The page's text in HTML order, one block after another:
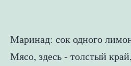
Маринад: сок одного
Мясо, здесь - толстый